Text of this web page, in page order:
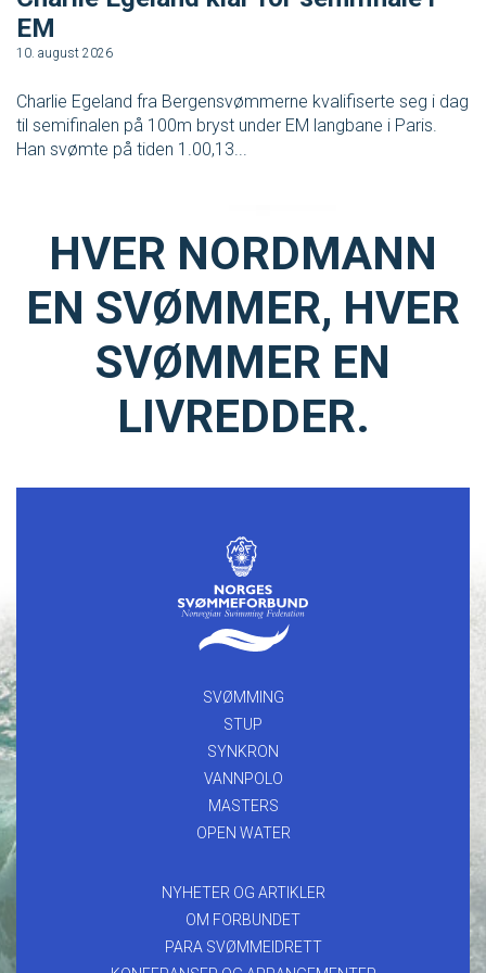
EM
10. august 2026
Charlie Egeland fra Bergensvømmerne kvalifiserte seg i dag
til semifinalen på 100m bryst under EM langbane i Paris.
Han svømte på tiden 1.00,13...
HVER NORDMANN
EN SVØMMER, HVER
SVØMMER EN
LIVREDDER.
SVØMMING
STUP
SYNKRON
VANNPOLO
MASTERS
OPEN WATER
NYHETER OG ARTIKLER
OM FORBUNDET
PARA SVØMMEIDRETT